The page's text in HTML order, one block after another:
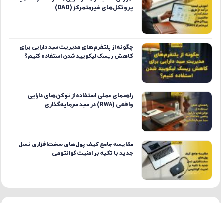
پروتکل‌های غیرمتمرکز (DAO)
چگونه از پلتفرم‌های مدیریت سبد دارایی برای
کاهش ریسک لیکویید شدن استفاده کنیم؟
راهنمای عملی استفاده از توکن‌های دارایی
واقعی (RWA) در سبد سرمایه‌گذاری
مقایسه جامع کیف پول‌های سخت‌افزاری نسل
جدید با تکیه بر امنیت کوانتومی